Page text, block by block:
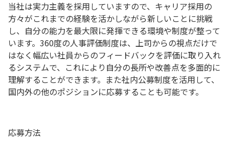
当社は実力主義を採用していますので、キャリア採用の
方々がこれまでの経験を活かしながら新しいことに挑戦
し、自分の能力を最大限に発揮できる環境や制度が整って
います。360度の人事評価制度は、上司からの視点だけで
はなく幅広い社員からのフィードバックを評価に取り入れ
るシステムで、これにより自分の長所や改善点を多面的に
理解することができます。また社内公募制度を活用して、
国内外の他のポジションに応募することも可能です。
応募方法